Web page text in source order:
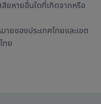
ยหายอื่นใดที่เกิดจากหรือ
ยของประเทศไทยและเขต
ทย